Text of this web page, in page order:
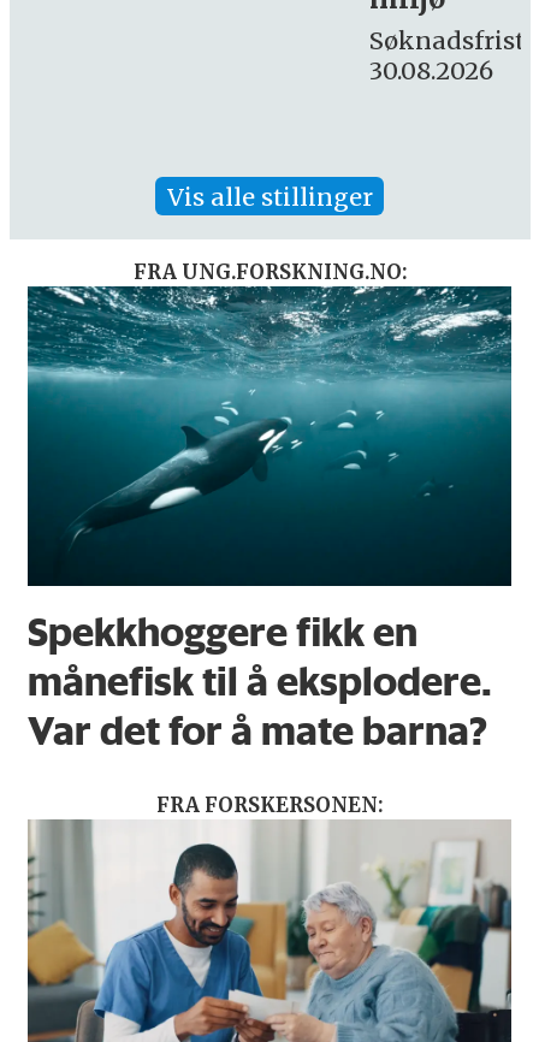
Vis alle stillinger
FRA UNG.FORSKNING.NO:
Spekkhoggere fikk en
månefisk til å eksplodere.
Var det for å mate barna?
FRA FORSKERSONEN: